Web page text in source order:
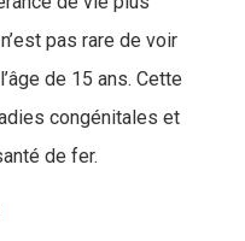
pas rare de voir
de 15 ans. Cette
congénitales et
de fer.